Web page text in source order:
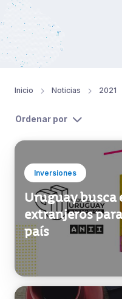
Inicio Noticias 2021
Ordenar por
Inversiones
Uruguay
extranjeros
país